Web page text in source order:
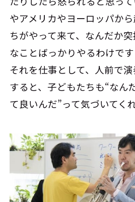
やアメリカやヨーロッパか
ちがやって来て、なんだか
なことばっかりやるわけで
それを仕事として、人前で
すると、子どもたちも“なん
て良いんだ”って気づいてく